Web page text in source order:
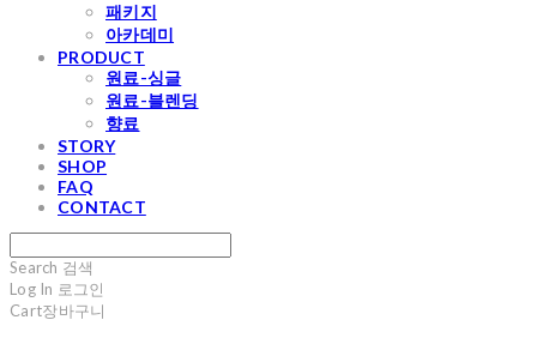
패키지
아카데미
PRODUCT
원료-싱글
원료-블렌딩
향료
STORY
SHOP
FAQ
CONTACT
Search 검색
Log In 로그인
Cart장바구니